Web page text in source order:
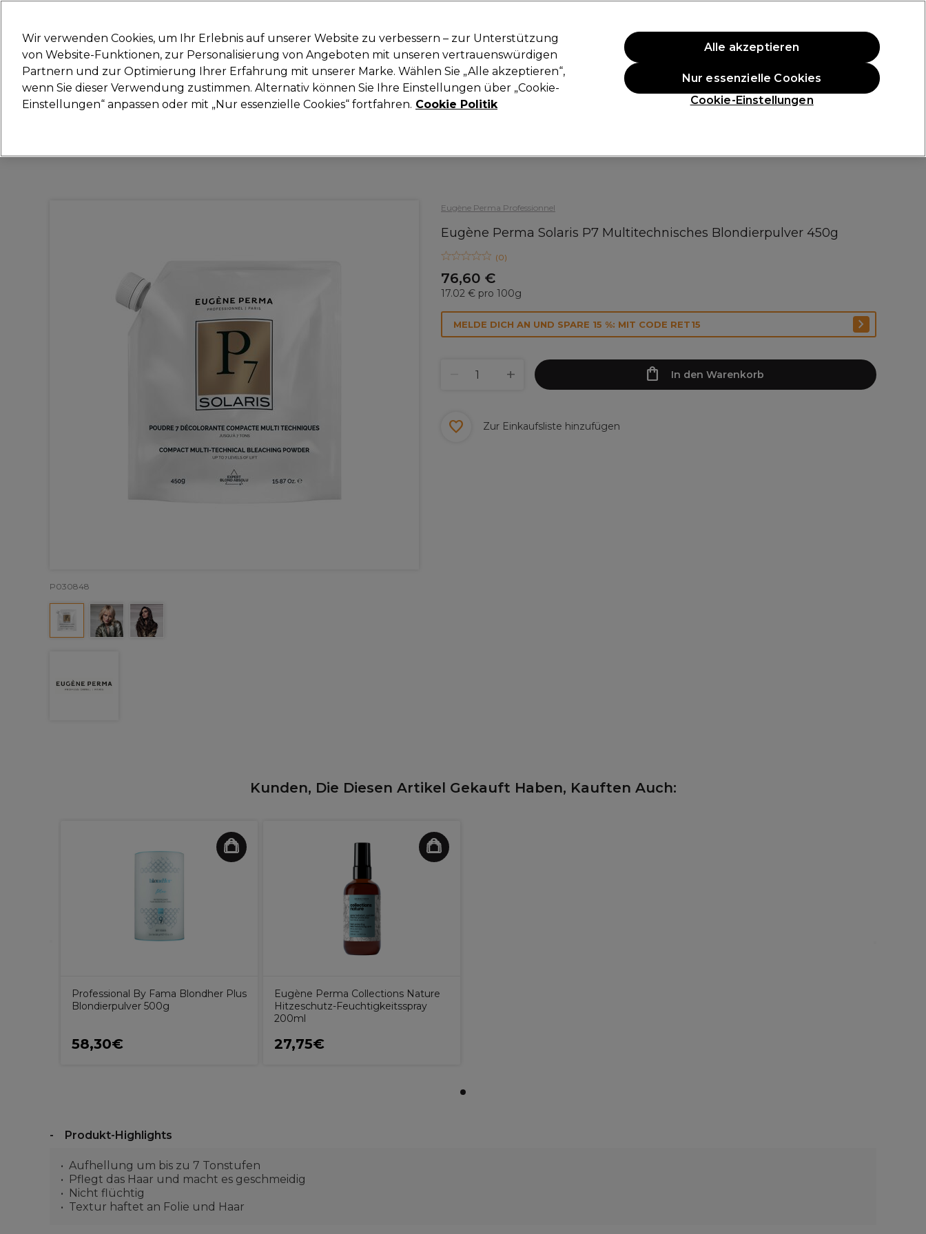
Anmelden
Marken Deals Haare Elektrogeräte Saloneinrichtung Kosmetik Herrenfriseur Inspiration Neue Produkte Die Professional Preise Vegane Produkte
Lieferung und Lieferzeiten
Gratis Lieferung ab 40 €
Eugène Perma Professionnel
Eugène Perma Solaris P7 Multitechnisches Blondierpulver 450g
(0)
76,60 €
17.02 € pro 100g
P030848
MELDE DICH AN UND SPARE 15 %: MIT CODE RET15
In den Warenkorb
Zur Einkaufsliste hinzufügen
Kunden, Die Diesen Artikel Gekauft Haben, Kauften Auch:
Professional By Fama Blondher Plus
Blondierpulver 500g
58,30€
Eugène Perma Collections Nature
Hitzeschutz-Feuchtigkeitsspray
200ml
27,75€
Produkt-Highlights
Aufhellung um bis zu 7 Tonstufen
Pflegt das Haar und macht es geschmeidig
Nicht flüchtig
Textur haftet an Folie und Haar
Wir verwenden Cookies, um Ihr Erlebnis auf unserer Website zu verbessern – zur Unterstützung
von Website-Funktionen, zur Personalisierung von Angeboten mit unseren vertrauenswürdigen
Partnern und zur Optimierung Ihrer Erfahrung mit unserer Marke. Wählen Sie „Alle akzeptieren“,
wenn Sie dieser Verwendung zustimmen. Alternativ können Sie Ihre Einstellungen über „Cookie-
Einstellungen“ anpassen oder mit „Nur essenzielle Cookies“ fortfahren. Cookie Politik Cookie-Einstellungen
Nur essenzielle Cookies
Alle akzeptieren